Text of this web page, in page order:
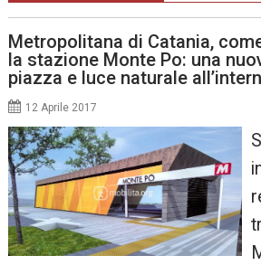
Metropolitana di Catania,
la stazione Monte Po: una
piazza e luce naturale
12 Aprile 2017